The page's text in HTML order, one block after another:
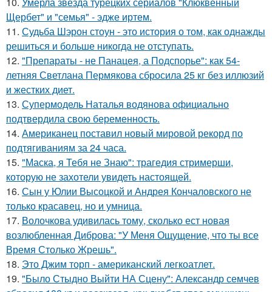
Щербет" и "семья" - эдже иртем.
11. Судьба Шэрон стоун - это история о том, как однажды
решиться и больше никогда не отступать.
12. "Препараты - не Панацея, а Подспорье": как 54-
летняя Светлана Пермякова сбросила 25 кг без иллюзий
и жестких диет.
13. Супермодель Наталья водянова официально
подтвердила свою беременность.
14. Американец поставил новый мировой рекорд по
подтягиваниям за 24 часа.
15. "Маска, я Тебя не Знаю": трагедия стримерши,
которую не захотели увидеть настоящей.
16. Сын у Юлии Высоцкой и Андрея Кончаловского не
только красавец, но и умница.
17. Волочкова удивилась тому, сколько ест новая
возлюбленная Диброва: "У Меня Ощущение, что ты все
Время Столько Жрешь".
18. Это Джим торп - американский легкоатлет.
19. "Было Стыдно Выйти НА Сцену": Александр семчев